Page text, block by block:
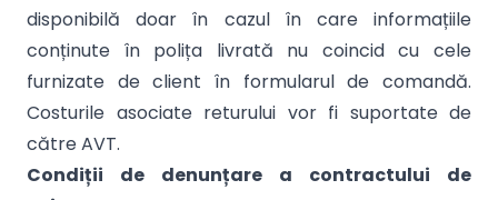
disponibilă doar în cazul în care informațiile
conținute în polița livrată nu coincid cu cele
furnizate de client în formularul de comandă.
Costurile asociate returului vor fi suportate de
către AVT.
Condiții de denunțare a contractului de